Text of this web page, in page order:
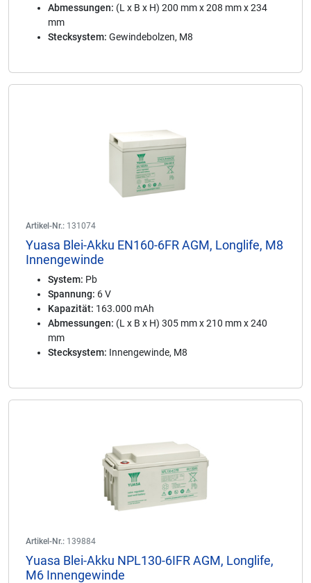
Abmessungen: (L x B x H) 200 mm x 208 mm x 234
mm
Stecksystem: Gewindebolzen, M8
Artikel-Nr.: 131074
Yuasa Blei-Akku EN160-6FR AGM, Longlife, M8
Innengewinde
System: Pb
Spannung: 6 V
Kapazität: 163.000 mAh
Abmessungen: (L x B x H) 305 mm x 210 mm x 240
mm
Stecksystem: Innengewinde, M8
Artikel-Nr.: 139884
Yuasa Blei-Akku NPL130-6IFR AGM, Longlife,
M6 Innengewinde